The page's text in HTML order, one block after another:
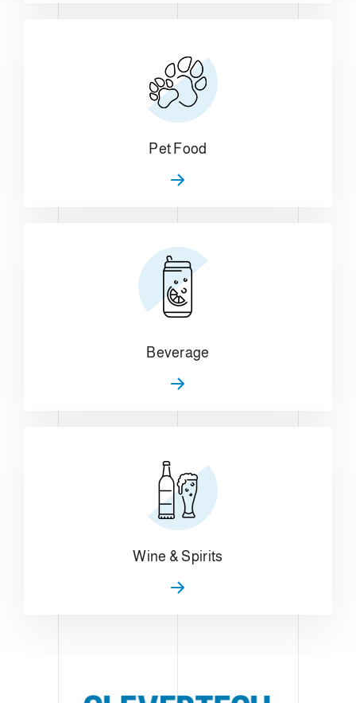
Pet Food
Beverage
Wine & Spirits